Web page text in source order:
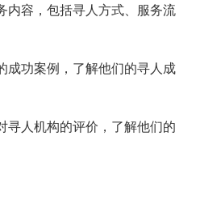
内容，包括寻人方式、服务流
成功案例，了解他们的寻人成
寻人机构的评价，了解他们的